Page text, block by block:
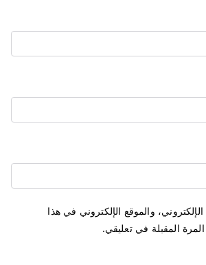
والموقع الإلكتروني في هذا
المقبلة في تعليقي.